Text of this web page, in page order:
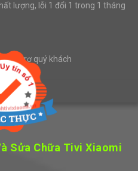
lượng, lỗi 1 đổi 1 trong 1 tháng
hỗ trợ quý khách
Sửa Chữa Tivi Xiaomi